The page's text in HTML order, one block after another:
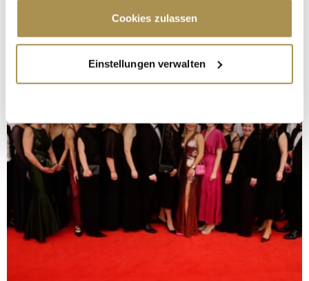
Trigger Symbol ändern oder widerrufen
Informationen über Ihre geografische Lage
erfassen, welche bis auf einige Meter genau sein
bestimmten Merkmalen (Fingerprinting) identifizieren
Erfahren Sie mehr darüber, wie Ihre persönlichen Daten
verarbeitet werden, und legen Sie Ihre Präferenzen im
Abschnitt Einzelheiten
Wir verwenden Cookies, um Inhalte und Anzeigen zu
personalisieren, Funktionen für soziale Medien anbieten
Cookies zulassen
Einstellungen verwalten